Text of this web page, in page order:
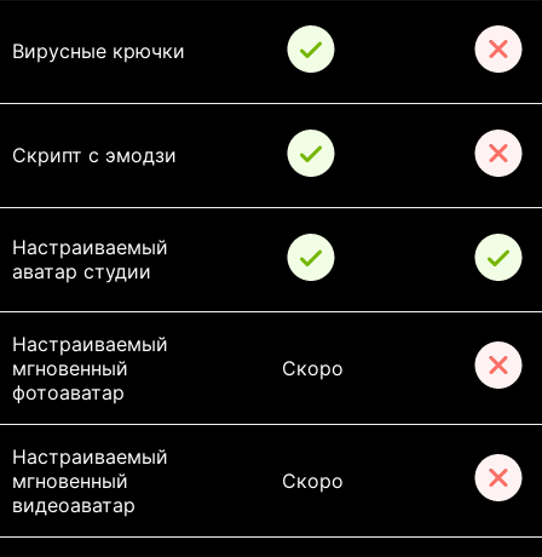
Вирусные крючки
Скрипт с эмодзи
Настраиваемый
аватар студии
Настраиваемый
мгновенный
фотоаватар
Скоро
Настраиваемый
мгновенный
видеоаватар
Скоро